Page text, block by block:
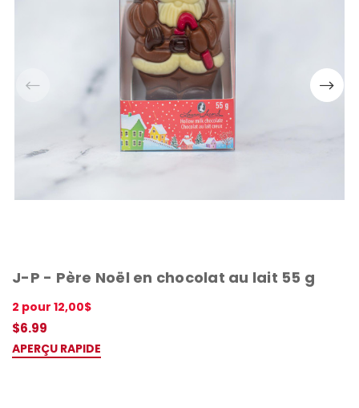
J-P - Père Noël en chocolat au lait 55 g
2 pour 12,00$
$6.99
APERÇU RAPIDE